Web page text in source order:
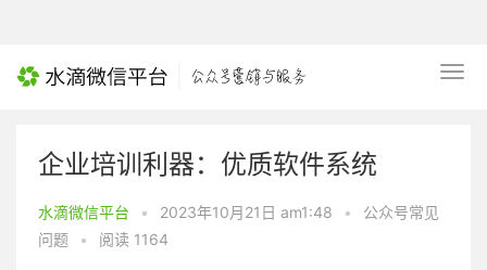
企业培训利器：优质软件系统
水滴微信平台 • 2023年10月21日 am1:48 •
公众号常见
问题
• 阅读 1164